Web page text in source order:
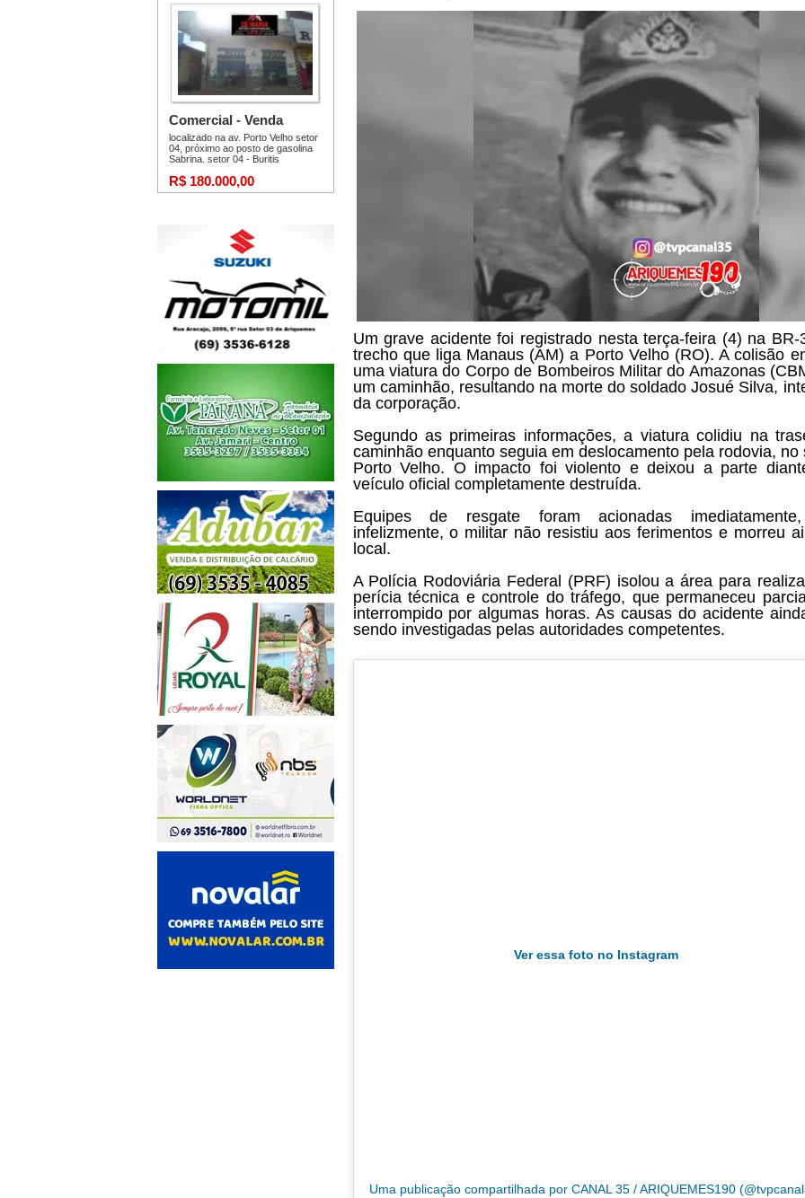
Um grave acidente foi registrado nesta terça-feira (4) na BR-
trecho que liga Manaus (AM) a Porto Velho (RO). A colisão
uma viatura do Corpo de Bombeiros Militar do Amazonas
um caminhão, resultando na morte do soldado Josué Silva,
da corporação.
Segundo as primeiras informações, a viatura colidiu na
caminhão enquanto seguia em deslocamento pela rodovia, no
Porto Velho. O impacto foi violento e deixou a parte
veículo oficial completamente destruída.
Equipes de resgate foram acionadas
infelizmente, o militar não resistiu aos ferimentos e morreu
local.
A Polícia Rodoviária Federal (PRF) isolou a área para
perícia técnica e controle do tráfego, que permaneceu
interrompido por algumas horas. As causas do acidente
sendo investigadas pelas autoridades competentes.
Ver essa foto no Instagram
Uma publicação compartilhada por CANAL 35 / ARIQUEMES190